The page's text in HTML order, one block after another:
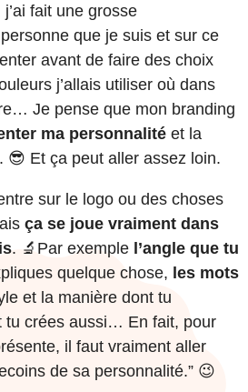
fait une grosse
que je suis et sur ce
avant de faire des choix
j’allais utiliser où dans
Je pense que mon branding
ma personnalité et la
😎 Et ça peut aller assez loin.
sur le logo ou des choses
ça se joue vraiment dans
. 🔬Par exemple l’angle que tu
quelque chose, les mots
et la manière dont tu
tu crées aussi… En fait, pour
il faut vraiment aller
de sa personnalité.” 😉